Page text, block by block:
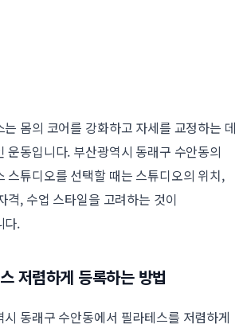
는 몸의 코어를 강화하고 자세를 교정하는 데
운동입니다. 부산광역시 동래구 수안동의
스튜디오를 선택할 때는 스튜디오의 위치,
격, 수업 스타일을 고려하는 것이
다.
저렴하게 등록하는 방법
시 동래구 수안동에서 필라테스를 저렴하게